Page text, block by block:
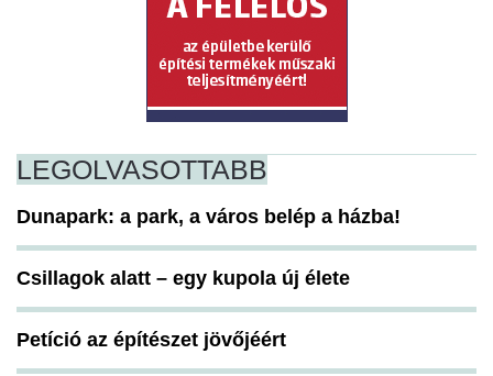
LEGOLVASOTTABB
Dunapark: a park, a város belép a házba!
Csillagok alatt – egy kupola új élete
Petíció az építészet jövőjéért